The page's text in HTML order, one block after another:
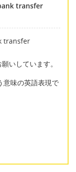
transfer
transfer
いしています。
味の英語表現で